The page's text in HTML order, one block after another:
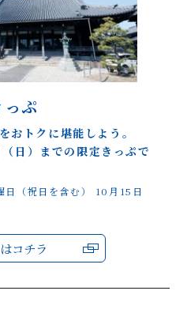
ぷ
おトクに堪能しよう。
日）までの限定きっぷで
（祝日を含む） 10月15日
コチラ